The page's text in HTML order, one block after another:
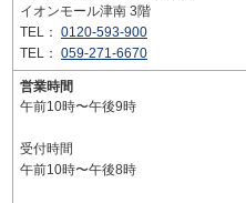
イオンモール津南 3階
TEL： 0120-593-900
TEL： 059-271-6670
営業時間
午前10時〜午後9時
受付時間
午前10時〜午後8時